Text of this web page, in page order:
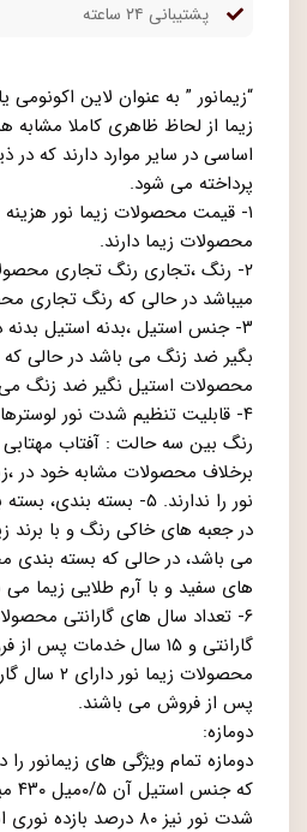
پشتیبانی ۲۴ ساعته
“زیمانور ” به عنوان لاین
اساسی در سایر موارد دارند که در
پرداخته می شود.
۱- قیمت محصولات زیما نور
محصولات زیما دارند.
۲- رنگ ،تجاری رنگ تجاری
میباشد در حالی که رنگ تجاری
۳- جنس استیل ،بدنه استیل بدنه
بگیر ضد زنگ می باشد در حالی
محصولات استیل نگیر ضد زنگ
۴- قابلیت تنظیم شدت نور
رنگ بین سه حالت : آفتاب مهتابی و
برخلاف محصولات مشابه خود در
نور را ندارند. ۵- بسته
در جعبه های خاکی رنگ و با برند
می باشد، در حالی که بسته بندی
های سفید و با آرم طلایی زیما می
گارانتی و ۱۵ سال خدمات
پس از فروش می باشند.
دومازه:
دومازه تمام ویژگی های زیمانور
که جنس استیل آن ۰/۵میل ۴۳۰ میباشد.
شدت نور نیز ۸۰ درصد بازده نوری است